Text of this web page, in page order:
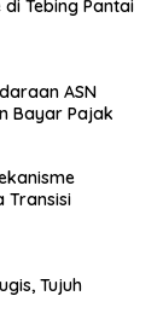
Tebing Pantai
ASN
Bayar Pajak
Transisi
Tujuh